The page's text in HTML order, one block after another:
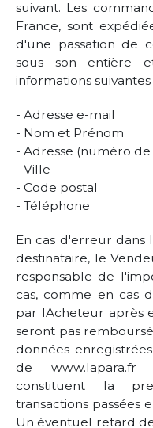
suivant. Les
France, sont
d'une passation de
sous son entière
informations suivantes
- Adresse e-mail
- Nom et Prénom
- Adresse (numéro
- Ville
- Code postal
- Téléphone
En cas d'erreur
destinataire, le
responsable de
cas, comme en cas
par lAcheteur après
seront pas
données
de www.lapara.fr
constituent la
transactions passées
Un éventuel retard